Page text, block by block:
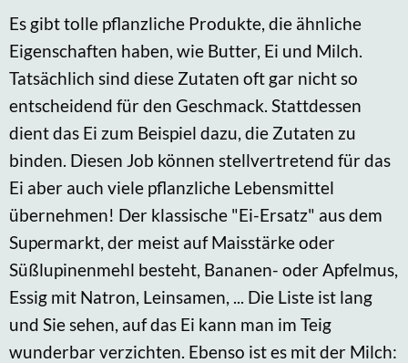
Es gibt tolle pflanzliche Produkte, die ähnliche
Eigenschaften haben, wie Butter, Ei und Milch.
Tatsächlich sind diese Zutaten oft gar nicht so
entscheidend für den Geschmack. Stattdessen
dient das Ei zum Beispiel dazu, die Zutaten zu
binden. Diesen Job können stellvertretend für das
Ei aber auch viele pflanzliche Lebensmittel
übernehmen! Der klassische "Ei-Ersatz" aus dem
Supermarkt, der meist auf Maisstärke oder
Süßlupinenmehl besteht, Bananen- oder Apfelmus,
Essig mit Natron, Leinsamen, ... Die Liste ist lang
und Sie sehen, auf das Ei kann man im Teig
wunderbar verzichten. Ebenso ist es mit der Milch: